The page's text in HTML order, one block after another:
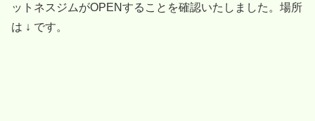
ットネスジムがOPENすることを確認いたしました。場所
は ↓ です。